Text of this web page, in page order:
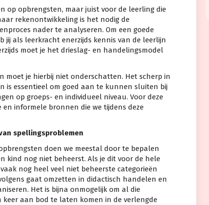
op opbrengsten, maar juist voor de leerling die
rekenontwikkeling is het nodig de
nader te analyseren. Om een goede
jij als leerkracht enerzijds kennis van de leerlijn
moet je het drieslag- en handelingsmodel
moet je hierbij niet onderschatten. Het scherp in
is essentieel om goed aan te kunnen sluiten bij
op groeps- en individueel niveau. Voor deze
informele bronnen die we tijdens deze
spellingsproblemen
doen we meestal door te bepalen
kind nog niet beheerst. Als je dit voor de hele
nog heel veel niet beheerste categorieën
gaat omzetten in didactisch handelen en
Het is bijna onmogelijk om al die
aan bod te laten komen in de verlengde